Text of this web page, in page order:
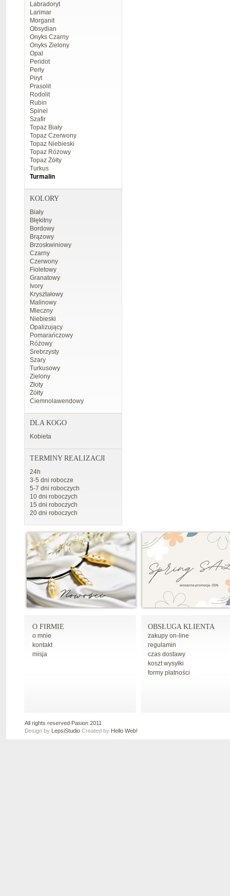
Labradoryt
Larimar
Morganit
Obsydian
Onyks Czarny
Onyks Zielony
Opal
Peridot
Perły
Piryt
Prasolit
Rodolit
Rubin
Spinel
Szafir
Topaz Biały
Topaz Czerwony
Topaz Niebieski
Topaz Różowy
Topaz Żółty
Turkus
Turmalin
KOLORY
Biały
Błękitny
Bordowy
Brązowy
Brzoskwiniowy
Czarny
Czerwony
Fioletowy
Granatowy
Ivory
Kryształowy
Malinowy
Mleczny
Niebieski
Opalizujący
Pomarańczowy
Różowy
Srebrzysty
Szary
Turkusowy
Zielony
Złoty
Żółty
Ciemnolawendowy
DLA KOGO
Kobieta
TERMINY REALIZACJI
24h
3-5 dni robocze
5-7 dni roboczych
10 dni roboczych
15 dni roboczych
20 dni roboczych
O FIRMIE
o mnie
kontakt
misja
OBSŁUGA KLIENTA
zakupy on-line
regulamin
czas dostawy
koszt wysyłki
formy płatności
All rights reserved Pasion 2011
Design by LepsiStudio Created by Hello Web!